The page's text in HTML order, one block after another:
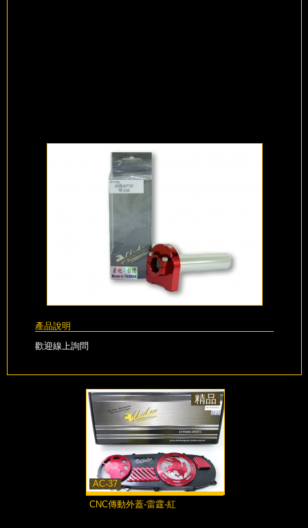
產品說明
歡迎線上詢問
AC-37
精品
CNC傳動外蓋-雷霆-紅